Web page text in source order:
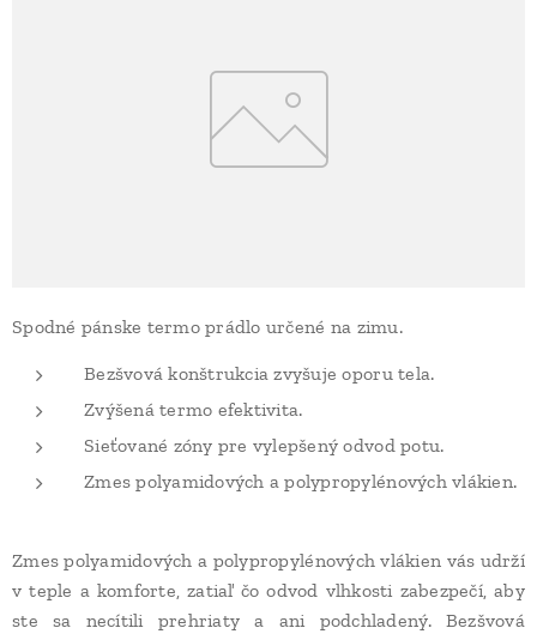
Spodné pánske termo prádlo určené na zimu.
Bezšvová konštrukcia zvyšuje oporu tela.
Zvýšená termo efektivita.
Sieťované zóny pre vylepšený odvod potu.
Zmes polyamidových a polypropylénových vlákien.
Zmes polyamidových a polypropylénových vlákien vás udrží
v teple a komforte, zatiaľ čo odvod vlhkosti zabezpečí, aby
ste sa necítili prehriaty a ani podchladený. Bezšvová